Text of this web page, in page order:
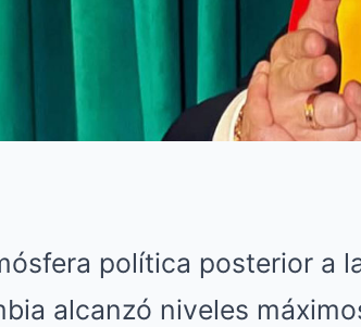
política posterior a
alcanzó niveles